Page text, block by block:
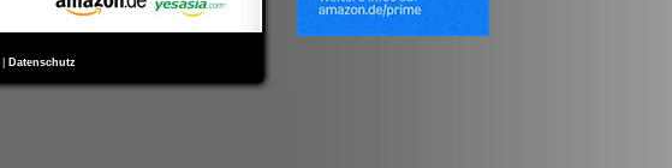
Datenschutz